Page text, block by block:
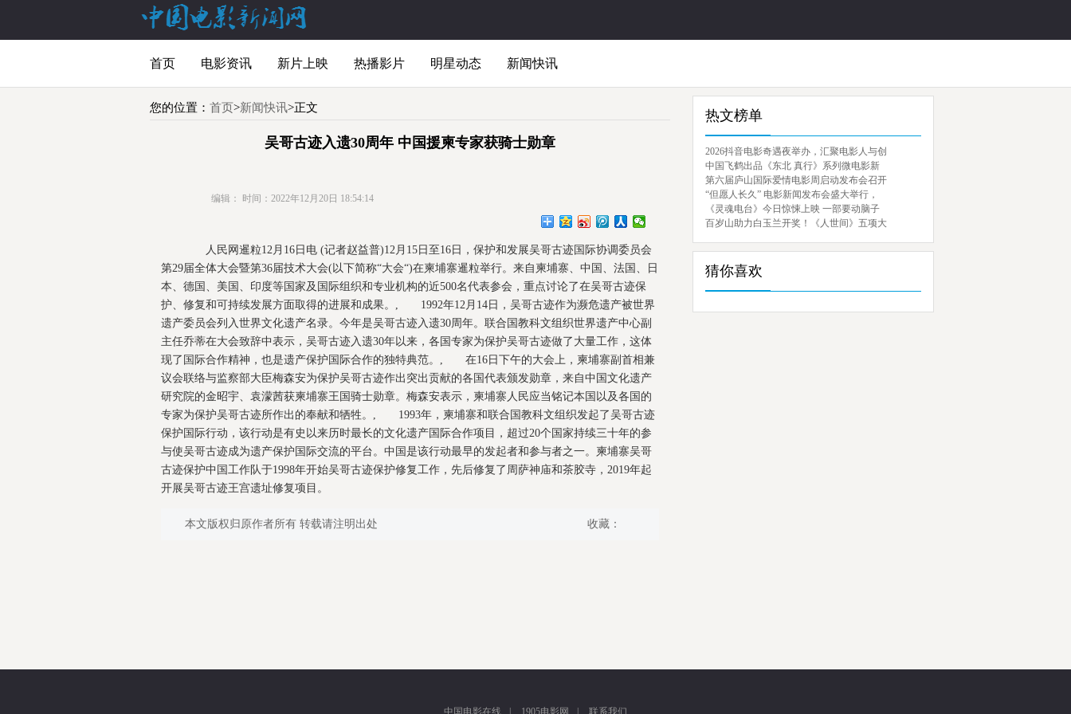
首页 电影资讯 新片上映 热播影片 明星动态 新闻快讯
您的位置： 首页>新闻快讯>正文
吴哥古迹入遗30周年 中国援柬专家获骑士勋章
编辑： 时间：2022年12月20日 18:54:14
人民网暹粒12月16日电 (记者赵益普)12月15日至16日，保护和发展吴哥古迹国际协调委员会
第29届全体大会暨第36届技术大会(以下简称“大会“)在柬埔寨暹粒举行。来自柬埔寨、中国、法国、日
本、德国、美国、印度等国家及国际组织和专业机构的近500名代表参会，重点讨论了在吴哥古迹保
护、修复和可持续发展方面取得的进展和成果。, 1992年12月14日，吴哥古迹作为濒危遗产被世界
遗产委员会列入世界文化遗产名录。今年是吴哥古迹入遗30周年。联合国教科文组织世界遗产中心副
主任乔蒂在大会致辞中表示，吴哥古迹入遗30年以来，各国专家为保护吴哥古迹做了大量工作，这体
现了国际合作精神，也是遗产保护国际合作的独特典范。, 在16日下午的大会上，柬埔寨副首相兼
议会联络与监察部大臣梅森安为保护吴哥古迹作出突出贡献的各国代表颁发勋章，来自中国文化遗产
研究院的金昭宇、袁濛茜获柬埔寨王国骑士勋章。梅森安表示，柬埔寨人民应当铭记本国以及各国的
专家为保护吴哥古迹所作出的奉献和牺牲。, 1993年，柬埔寨和联合国教科文组织发起了吴哥古迹
保护国际行动，该行动是有史以来历时最长的文化遗产国际合作项目，超过20个国家持续三十年的参
与使吴哥古迹成为遗产保护国际交流的平台。中国是该行动最早的发起者和参与者之一。柬埔寨吴哥
古迹保护中国工作队于1998年开始吴哥古迹保护修复工作，先后修复了周萨神庙和茶胶寺，2019年起
开展吴哥古迹王宫遗址修复项目。
本文版权归原作者所有 转载请注明出处 收藏：
热文榜单
2026抖音电影奇遇夜举办，汇聚电影人与创
中国飞鹤出品《东北 真行》系列微电影新
第六届庐山国际爱情电影周启动发布会召开
“但愿人长久” 电影新闻发布会盛大举行，
《灵魂电台》今日惊悚上映 一部要动脑子
百岁山助力白玉兰开奖！《人世间》五项大
猜你喜欢
中国电影在线 1905电影网 联系我们